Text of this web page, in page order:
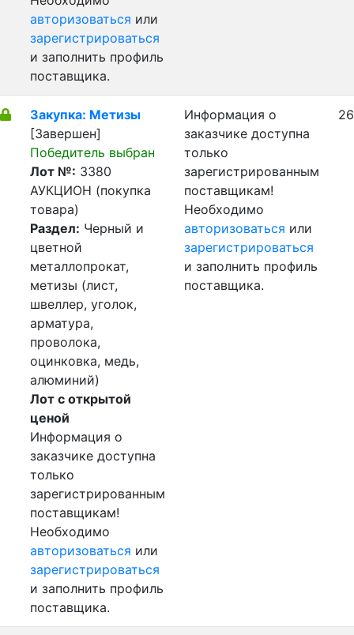
авторизоваться или
зарегистрироваться
и заполнить профиль
поставщика.
Закупка: Метизы
[Завершен]
Победитель выбран
Лот №: 3380
АУКЦИОН (покупка
товара)
Раздел: Черный и
цветной
металлопрокат,
метизы (лист,
швеллер, уголок,
арматура,
проволока,
оцинковка, медь,
алюминий)
Лот с открытой
ценой
Информация о
заказчике доступна
только
зарегистрированным
поставщикам!
Необходимо
авторизоваться или
зарегистрироваться
и заполнить профиль
поставщика.
Информация о
заказчике доступна
только
зарегистрированным
поставщикам!
Необходимо
авторизоваться или
зарегистрироваться
и заполнить профиль
поставщика.